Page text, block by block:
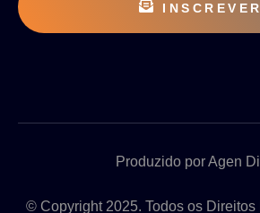
INSCREVER
Produzido por Agen
© Copyright 2025. Todos os Direitos